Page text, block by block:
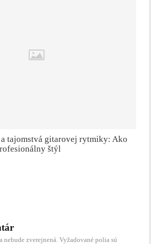
tajomstvá gitarovej rytmiky: Ako
štýl
nebude zverejnená. Vyžadované polia sú